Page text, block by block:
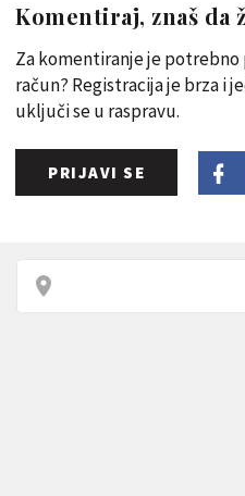
Komentiraj, znaš da
Za komentiranje je
račun? Registracija je brza i
uključi se u raspravu.
PRIJAVI SE